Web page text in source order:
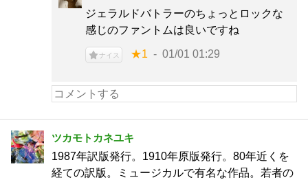
ジェラルドバトラーのちょっとロックな
感じのファントムは良いですね
ナイス ★1 01/01 01:29
ツカモトカネユキ
1987年訳版発行。1910年原版発行。80年近くを
経ての訳版。ミュージカルで有名な作品。若者の